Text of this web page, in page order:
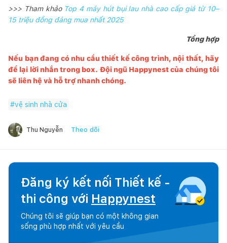
>>> Tham khảo Top 4 máy hút bụi lau nhà cao cấp giá từ 10–
15 triệu đồng đáng mua nhất 2025
Tổng hợp
Nếu bạn đang có nhu cầu thiết kế công trình, nội thất, hãy
để lại lời nhắn trong box. Đội ngũ Happynestcủa chúng tôi
sẽ liên hệ và hỗ trợ nhanh chóng.
#vệ sinh nhà cửa
Thu Nguyễn Theo dõi
Đăng ký kết nối Thiết kế -
thi công với Happynest
Chúng tôi sẽ giúp bạn có một không gian
sống phù hợp nhất với yêu cầu